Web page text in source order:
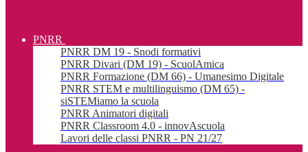
PNRR
PNRR DM 19 - Snodi formativi
PNRR Divari (DM 19) - ScuolAmica
PNRR Formazione (DM 66) - Umanesimo Digitale
PNRR STEM e multilinguismo (DM 65) -
siSTEMiamo la scuola
PNRR Animatori digitali
PNRR Classroom 4.0 - innovAscuola
Lavori delle classi PNRR - PN 21/27